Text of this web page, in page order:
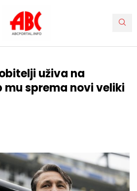
uživa na
mu sprema novi veliki